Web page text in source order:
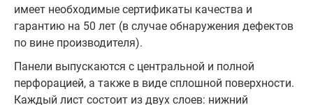
имеет необходимые сертификаты качества и
гарантию на 50 лет (в случае обнаружения дефектов
по вине производителя).
Панели выпускаются с центральной и полной
перфорацией, а также в виде сплошной поверхности.
Каждый лист состоит из двух слоев: нижний